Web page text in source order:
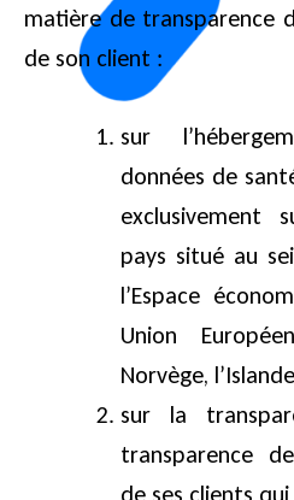
matière de transparence
de son client :
sur
données de
exclusivement
pays situé au
l’Espace
Union
Norvège,
sur la
transparence